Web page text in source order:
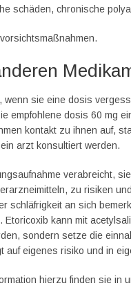
schäden, chronische
wenn sie eine dosis
empfohlene dosis 60 mg
kontakt zu ihnen auf,
arzt konsultiert werden.
verabreicht,
zu risiken
schläfrigkeit an sich
Etoricoxib kann mit
sondern setze die
auf eigenes risiko und in
hierzu finden sie